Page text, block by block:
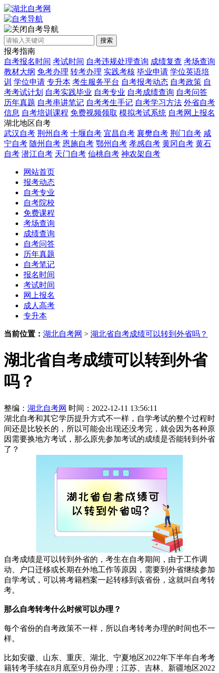
自考导航
搜索
报考指南
自考报名时间 考试时间 自考违规处理查询 成绩复查 考场查询
教材大纲 免考办理 转考办理 实践考核 毕业申请 学位英语培
训 学位申请 专升本 考生服务平台 自考报考动态 自考政策 自
考考试计划 自考实践毕业 自考专业 自考成绩查询 自考问答
历年真题 自考串讲笔记 自考考生手记 自考学习方法 外省自考
信息 自考培训课程 免费视频领取 模拟考试系统 自考网上报名
湖北地区自考
武汉自考 荆州自考 十堰自考 宜昌自考 襄樊自考 荆门自考 咸
宁自考 随州自考 恩施自考 鄂州自考 孝感自考 黄冈自考 黄石
自考 潜江自考 天门自考 仙桃自考 神农架自考
网站首页
报考动态
自考专业
自考院校
免费课程
考场查询
成绩查询
自考问答
历年真题
自考笔记
报名时间
考试时间
网上报名
成人高考
专升本
当前位置： 湖北自考网 > 湖北省自考成绩可以转到外省吗？
湖北省自考成绩可以转到外省
吗？
整编： 湖北自考网 时间：2022-12-11 13:56:11
湖北自考和其它学历提升方式不一样，自学考试的整个过程时
间还是比较长的，所以可能会出现还没考完，就会因为各种原
因需要换地方考试，那么原先参加考试的成绩是否能转到外省
了？
自考成绩是可以转到外省的，考生在自考期间，由于工作调
动、户口迁移或长期在外地工作等原因，需要到外省继续参加
自学考试，可以将考籍档案一起转移到该省份，这就叫自考转
考。
那么自考转考什么时候可以办理？
每个省份的自考政策不一样，所以自考转考办理的时间也不一
样。
比如安徽、山东、重庆、湖北、宁夏地区2022年下半年自考考
籍转考手续在8月底至9月份办理；江苏、吉林、新疆地区2022